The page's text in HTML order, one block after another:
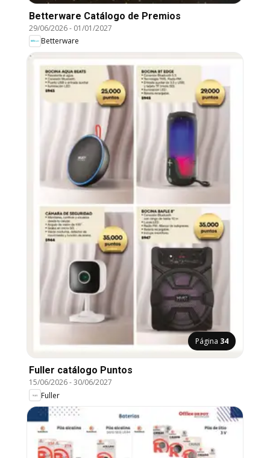
Betterware Catálogo de Premios
29/06/2026- 01/01/2027
Betterware
Página 34
Fuller catálogo Puntos
15/06/2026-30/06/2027
Fuller